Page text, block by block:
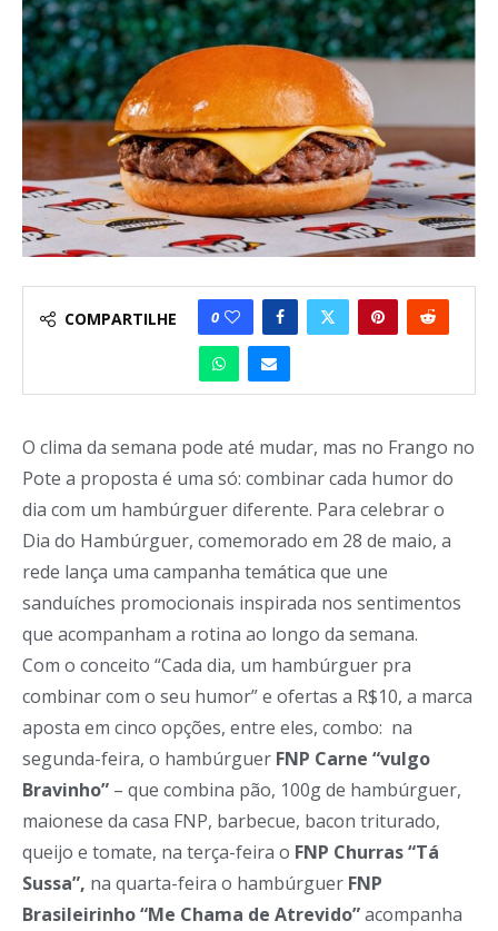
COMPARTILHE 0
O clima da semana pode até mudar, mas no Frango no
Pote a proposta é uma só: combinar cada humor do
dia com um hambúrguer diferente. Para celebrar o
Dia do Hambúrguer, comemorado em 28 de maio, a
rede lança uma campanha temática que une
sanduíches promocionais inspirada nos sentimentos
que acompanham a rotina ao longo da semana.
Com o conceito “Cada dia, um hambúrguer pra
combinar com o seu humor” e ofertas a R$10, a marca
aposta em cinco opções, entre eles, combo: na
segunda-feira, o hambúrguer FNP Carne “vulgo
Bravinho” – que combina pão, 100g de hambúrguer,
maionese da casa FNP, barbecue, bacon triturado,
queijo e tomate, na terça-feira o FNP Churras “Tá
Sussa”, na quarta-feira o hambúrguer FNP
Brasileirinho “Me Chama de Atrevido”acompanha